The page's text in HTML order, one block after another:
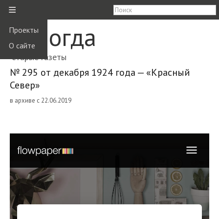
≡
Проекты
О сайте
Вологда
старые газеты
№ 295 от декабря 1924 года — «Красный
Север»
в архиве с 22.06.2019